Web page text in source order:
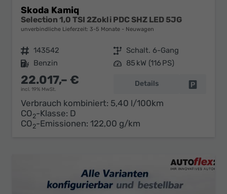
Skoda Kamiq
Selection 1,0 TSI 2Zokli PDC SHZ LED 5JG
unverbindliche Lieferzeit: 3-5 Monate Neuwagen
Fahrzeugnr. 143542 Getriebe Schalt. 6-Gang
Kraftstoff Benzin Leistung 85 kW (116 PS)
22.017,– €
incl. 19% MwSt.
Details
Verbrauch kombiniert: 5,40 l/100km
CO2-Klasse: D
CO2-Emissionen: 122,00 g/km